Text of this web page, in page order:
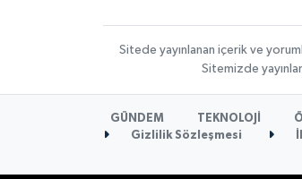
Sitede yayınlanan içerik ve
Sitemizde
GÜNDEM TEKNOLOJİ
Gizlilik Sözleşmesi